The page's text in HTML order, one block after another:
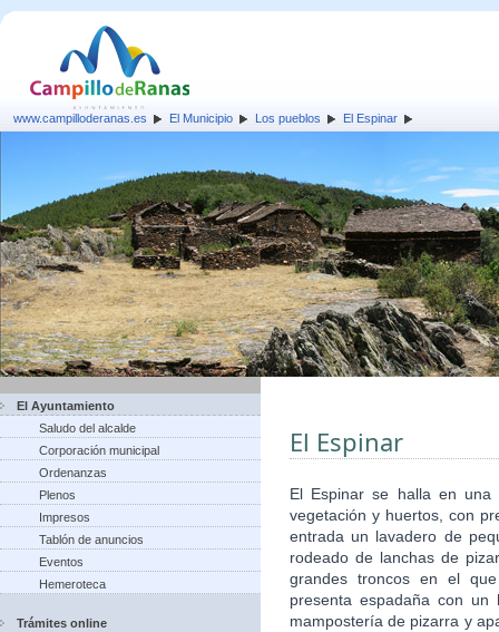
www.campilloderanas.es El Municipio Los pueblos El Espinar
El Ayuntamiento
Saludo del alcalde
Corporación municipal
Ordenanzas
Plenos
Impresos
Tablón de anuncios
Eventos
Hemeroteca
Trámites online
El Espinar
El Espinar se halla en una
vegetación y huertos, con
entrada un lavadero de
rodeado de lanchas de
grandes troncos en el
presenta espadaña con un
mampostería de pizarra y